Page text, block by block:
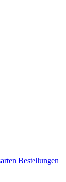
Bestellungen